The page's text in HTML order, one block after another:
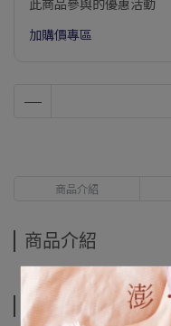
此商品參與的優惠活動
加購價專區
商品介紹
商品介紹
規格說明